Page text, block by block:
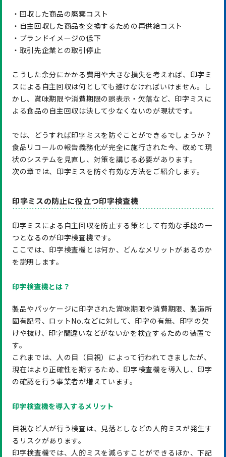
・回収した商品の廃棄コスト
・自主回収した商品を交換するための再供給コスト
・ブランドイメージの低下
・取引先企業との取引停止
こうした余分にかかる費用や大きな損失を考えれば、印字ミ
スによる自主回収は何としても避けなければいけません。し
かし、賞味期限や消費期限の誤表示・欠落など、印字ミスに
よる食品の自主回収は決して少なくないのが現状です。
では、どうすれば印字ミスを防ぐことができるでしょうか？
食品リコールの報告義務化が完全に施行された今、改めて現
状のシステムを見直し、対策を講じる必要があります。
次の章では、印字ミスを防ぐ有効な方法をご紹介します。
印字ミスの防止に役立つ印字検査機
印字ミスによる自主回収を防止する策として有効な手段の一
つとなるのが印字検査機です。
ここでは、印字検査機とは何か、どんなメリットがあるのか
を説明します。
印字検査機とは？
製品やパッケージに印字された賞味期限や消費期限、製造所
固有記号、ロットNo.などに対して、印字の有無、印字の欠
けや抜け、印字間違いなどがないかを検査するための装置で
す。
これまでは、人の目（目視）によって行われてきましたが、
現在はより正確性を期するため、印字検査機を導入し、印字
の確認を行う事業者が増えています。
印字検査機を導入するメリット
目視など人が行う検査は、見落としなどの人的ミスが発生す
るリスクがあります。
印字検査機では、人的ミスを減らすことができるほか、下記